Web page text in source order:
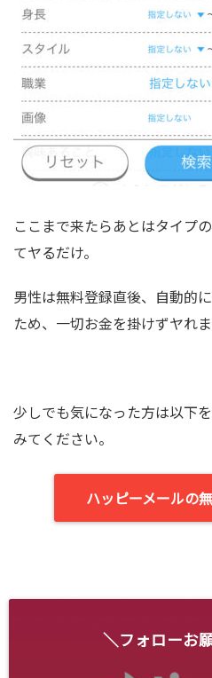
ここまで来たらあとはタイプ
てヤるだけ。
男性は無料登録直後、自動的
ため、一切お金を掛けずヤれま
少しでも気になった方は以下
みてください。
ハッピーメールの
＼フォローお